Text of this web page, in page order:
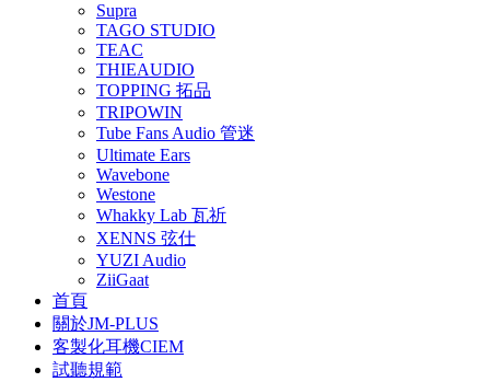
Supra
TAGO STUDIO
TEAC
THIEAUDIO
TOPPING 拓品
TRIPOWIN
Tube Fans Audio 管迷
Ultimate Ears
Wavebone
Westone
Whakky Lab 瓦祈
XENNS 弦仕
YUZI Audio
ZiiGaat
首頁
關於JM-PLUS
客製化耳機CIEM
試聽規範